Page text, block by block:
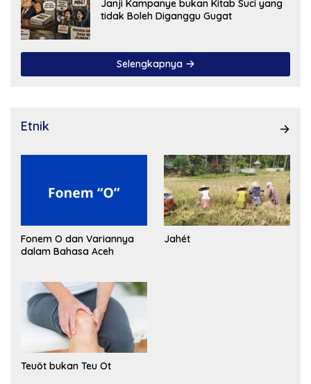
Janji Kampanye bukan Kitab Suci yang
tidak Boleh Diganggu Gugat
Selengkapnya
Etnik
Fonem O dan Variannya
dalam Bahasa Aceh
Jahét
Teuöt bukan Teu Ot